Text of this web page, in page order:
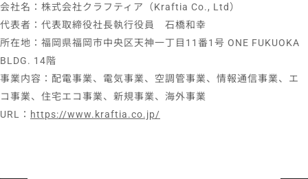
会社名：株式会社クラフティア（Kraftia Co., Ltd）
代表者：代表取締役社長執行役員 石橋和幸
所在地：福岡県福岡市中央区天神一丁目11番1号 ONE FUKUOKA
BLDG. 14階
事業内容：配電事業、電気事業、空調管事業、情報通信事業、エ
コ事業、住宅エコ事業、新規事業、海外事業
URL： https://www.kraftia.co.jp/